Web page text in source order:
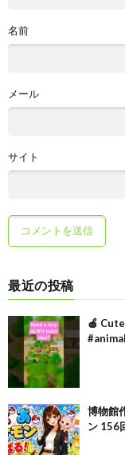
名前
メール
サイト
最近の投稿
🍎
博物館
ン 156